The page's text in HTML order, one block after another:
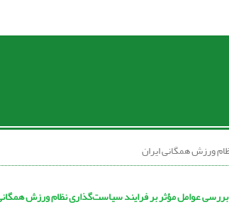
ورزش همگانی ایران
بررسی عوامل مؤثر بر فرایند سیاست‌گذاری نظام ورزش